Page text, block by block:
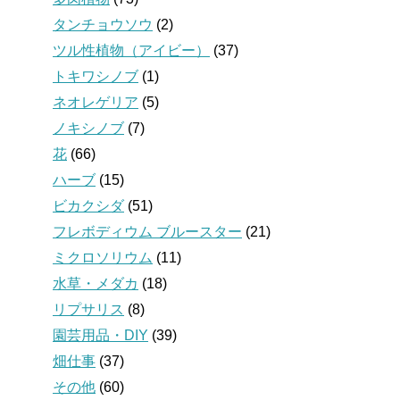
タンチョウソウ (2)
ツル性植物（アイビー）
(37)
トキワシノブ (1)
ネオレゲリア (5)
ノキシノブ (7)
花 (66)
ハーブ (15)
ビカクシダ(51)
フレボディウム ブルースター (21)
ミクロソリウム (11)
水草・メダカ (18)
リプサリス (8)
園芸用品・DIY (39)
畑仕事 (37)
その他 (60)